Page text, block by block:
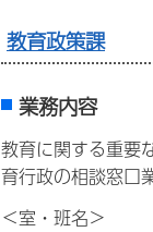
教育政策課
業務内容
教育に関する重要
育行政の相談窓口
＜室・班名＞